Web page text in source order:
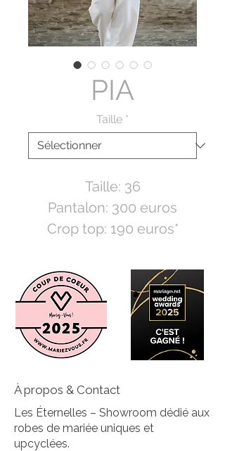
PIA
Taille *
Taille: 36
Pantalon: 300 euros
Crop top: 190 euros*
Toutes les pièces,
pantalon, crop top et
boléro peuvent associer
à d'autres pièces.
*pièces pouvant être
épuisement du stock de
tissus revalorisés.
Crédits photo: margaux-
À propos & Contact
Les Éternelles – Showroom dédié aux
robes de mariée uniques et
upcyclées.